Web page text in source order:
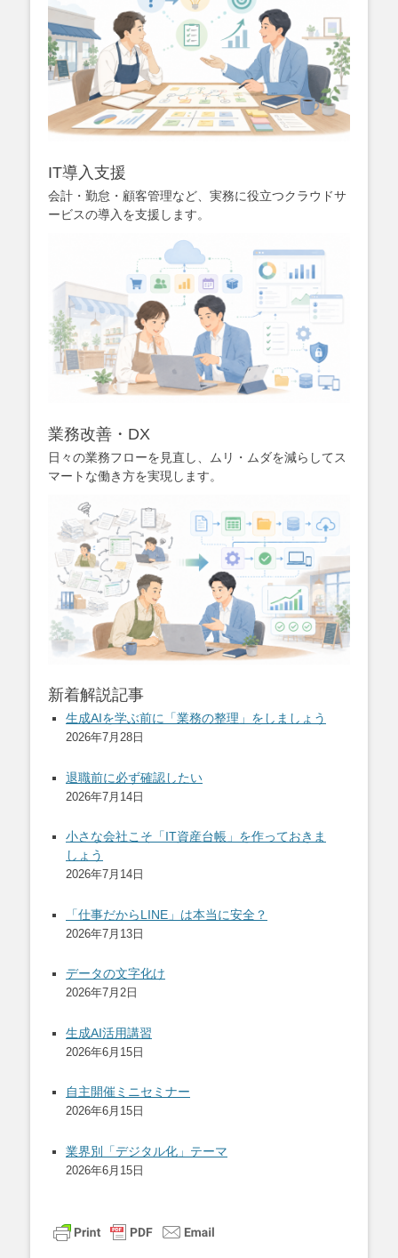
IT導入支援
会計・勤怠・顧客管理など、実務に役立つクラウドサ
ービスの導入を支援します。
業務改善・DX
日々の業務フローを見直し、ムリ・ムダを減らしてス
マートな働き方を実現します。
新着解説記事
生成AIを学ぶ前に「業務の整理」をしましょう
2026年7月28日
退職前に必ず確認したい
2026年7月14日
小さな会社こそ「IT資産台帳」を作っておきま
しょう
2026年7月14日
「仕事だからLINE」は本当に安全？
2026年7月13日
データの文字化け
2026年7月2日
生成AI活用講習
2026年6月15日
自主開催ミニセミナー
2026年6月15日
業界別「デジタル化」テーマ
2026年6月15日